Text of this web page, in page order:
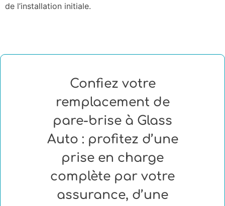
de l’installation initiale.
Confiez votre
remplacement de
pare-brise à Glass
Auto : profitez d’une
prise en charge
complète par votre
assurance, d’une